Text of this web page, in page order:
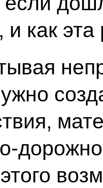
как